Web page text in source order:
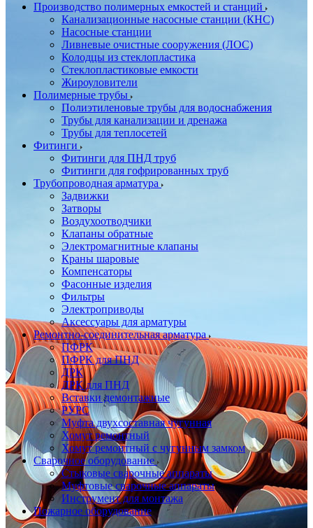
Производство полимерных емкостей и станций
Канализационные насосные станции (КНС)
Насосные станции
Ливневые очистные сооружения (ЛОС)
Колодцы из стеклопластика
Стеклопластиковые емкости
Жироуловители
Полимерные трубы
Полиэтиленовые трубы для водоснабжения
Трубы для канализации и дренажа
Трубы для теплосетей
Фитинги
Фитинги для ПНД труб
Фитинги для гофрированных труб
Трубопроводная арматура
Задвижки
Затворы
Воздухоотводчики
Клапаны обратные
Электромагнитные клапаны
Краны шаровые
Компенсаторы
Фасонные изделия
Фильтры
Электроприводы
Аксессуары для арматуры
Ремонтно-соединительная арматура
ПФРК
ПФРК для ПНД
ДРК
ДРК для ПНД
Вставки демонтажные
РУРС
Муфта двухсоставная чугунная
Хомут ремонтный
Хомут ремонтный с чугунным замком
Сварочное оборудование
Стыковые сварочные аппараты
Муфтовые сварочные аппараты
Инструмент для монтажа
Пожарное оборудование